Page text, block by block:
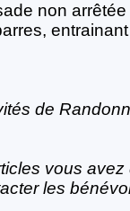
non
de
vous
les